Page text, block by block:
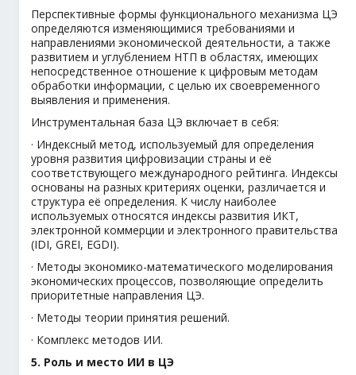
Перспективные формы функционального механизма ЦЭ
определяются изменяющимися требованиями и
направлениями экономической деятельности, а также
развитием и углублением НТП в областях, имеющих
непосредственное отношение к цифровым методам
обработки информации, с целью их своевременного
выявления и применения.
Инструментальная база ЦЭ включает в себя:
· Индексный метод, используемый для определения
уровня развития цифровизации страны и её
соответствующего международного рейтинга. Индексы
основаны на разных критериях оценки, различается и
структура её определения. К числу наиболее
используемых относятся индексы развития ИКТ,
электронной коммерции и электронного правительства
(IDI, GREI, EGDI).
· Методы экономико-математического моделирования
экономических процессов, позволяющие определить
приоритетные направления ЦЭ.
· Методы теории принятия решений.
· Комплекс методов ИИ.
5. Роль и место ИИ в ЦЭ